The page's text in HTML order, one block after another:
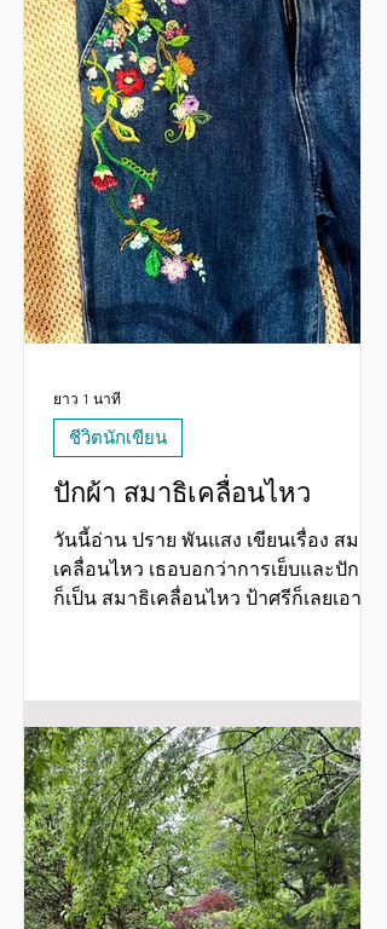
ปักผ้า สมาธิเคลื่อนไหว
วันนี้อ่าน ปราย พันแสง เขียนเรื่อง สมาธิ
เคลื่อนไหว เธอบอกว่าการเย็บและปักผ้า
ก็เป็น สมาธิเคลื่อนไหว ป้าศรีก็เลยเอารูป
ชีวิตนักเขียน
ยาว 1 นาที